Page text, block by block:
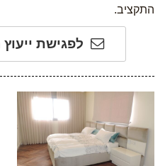
התקציב.
לפגישת